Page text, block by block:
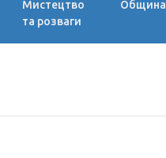
Мистецтво
та розваги
Община